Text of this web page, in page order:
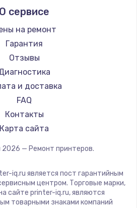
Lexmark
Sharp
TSC
Fujitsu
Godex
О сервисе
на ремонт
Гарантия
Отзывы
и доставка
FAQ
Контакты
Карта сайта
2026 — Ремонт принтеров.
iq.ru является пост гарантийным
центром. Торговые марки,
сайте printer-iq.ru, являются
товарными знаками компаний